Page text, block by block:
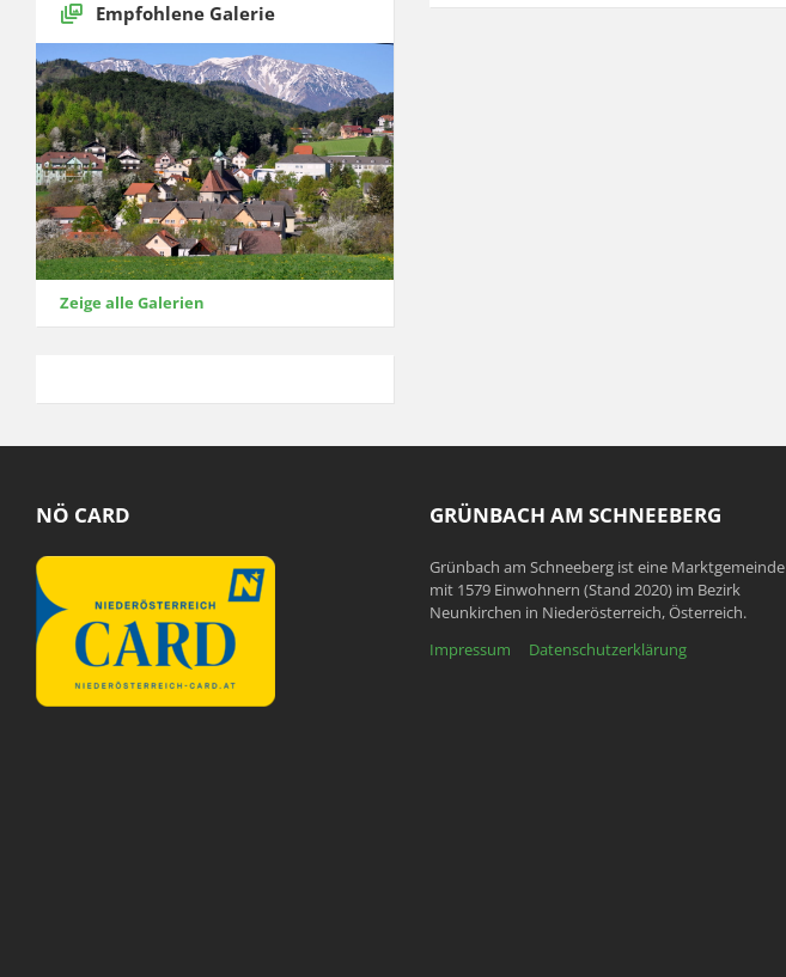
Empfohlene Galerie
Zeige alle Galerien
NÖ CARD GRÜNBACH AM SCHNEEBERG
Grünbach am Schneeberg ist eine Marktgemeinde
mit 1579 Einwohnern (Stand 2020) im Bezirk
Neunkirchen in Niederösterreich, Österreich.
Impressum
Datenschutzerklärung